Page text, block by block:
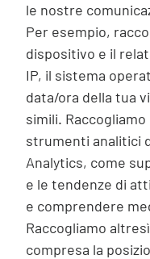
le nostre
Per esempio,
dispositivo e il
IP, il sistema
data/ora della tua
simili.
strumenti analitici
Analytics, come
e le tendenze di
e comprendere
Raccogliamo
compresa la